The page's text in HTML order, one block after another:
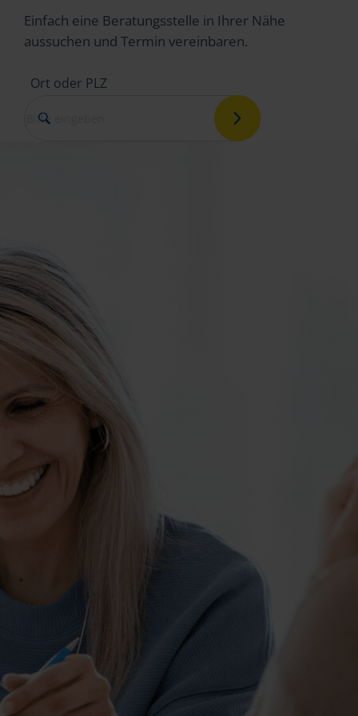
Einfach eine Beratungsstelle in Ihrer Nähe
aussuchen und Termin vereinbaren.
Ort oder PLZ